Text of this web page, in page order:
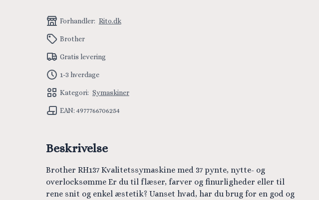
Forhandler: Rito.dk
Brother
Gratis levering
1-3 hverdage
Kategori: Symaskiner
EAN: 4977766706254
Beskrivelse
Brother RH137 Kvalitetssymaskine med 37 pynte, nytte- og
overlocksømme Er du til flæser, farver og finurligheder eller til
rene snit og enkel æstetik? Uanset hvad, har du brug for en god og